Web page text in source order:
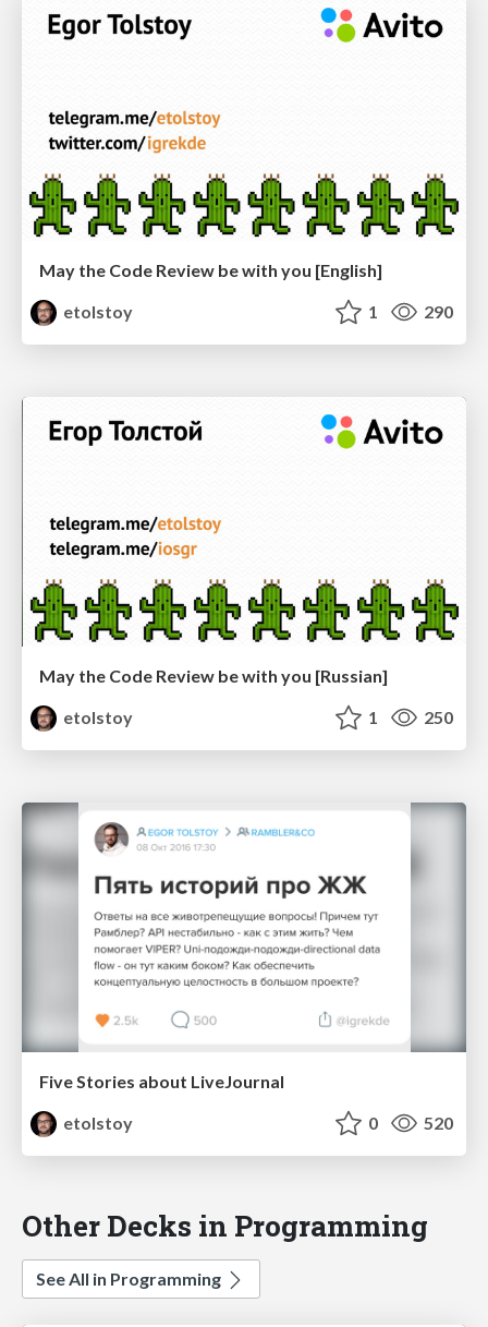
May the Code Review be with you [English]
etolstoy
1 290
May the Code Review be with you [Russian]
etolstoy
1 250
Five Stories about LiveJournal
etolstoy
0 520
Other Decks in Programming
See All in Programming